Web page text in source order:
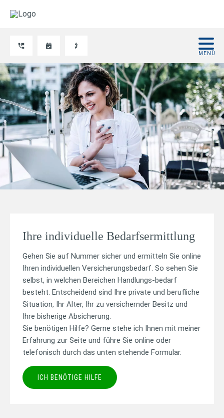
Ihre individuelle Bedarfsermittlung
Gehen Sie auf Nummer sicher und ermitteln Sie online
Ihren individuellen Versicherungsbedarf. So sehen Sie
selbst, in welchen Bereichen Handlungs-bedarf
besteht. Entscheidend sind Ihre private und berufliche
Situation, Ihr Alter, Ihr zu versichernder Besitz und
Ihre bisherige Absicherung.
Sie benötigen Hilfe? Gerne stehe ich Ihnen mit meiner
Erfahrung zur Seite und führe Sie online oder
telefonisch durch das unten stehende Formular.
ICH BENÖTIGE HILFE